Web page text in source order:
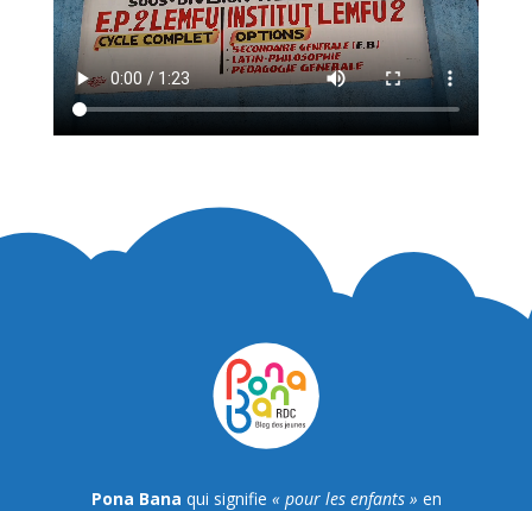
Pona Bana qui signifie « pour les enfants » en